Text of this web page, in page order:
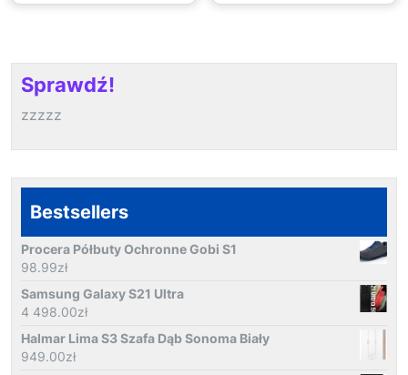
Sprawdź!
zzzzz
Bestsellers
Procera Półbuty Ochronne Gobi S1
98.99zł
Samsung Galaxy S21 Ultra
4 498.00zł
Halmar Lima S3 Szafa Dąb Sonoma Biały
949.00zł